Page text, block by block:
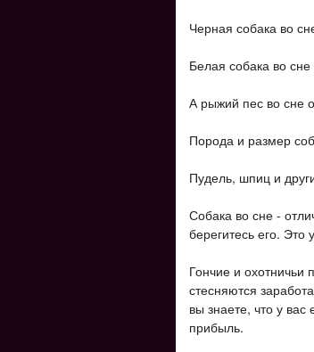
Черная собака во
Белая собака во
А рыжий пес во сне
Порода и размер
Пудель, шпиц и
Собака во сне -
берегитесь его. Это
Гончие и охотничьи
стесняются
вы знаете, что у вас
прибыль.